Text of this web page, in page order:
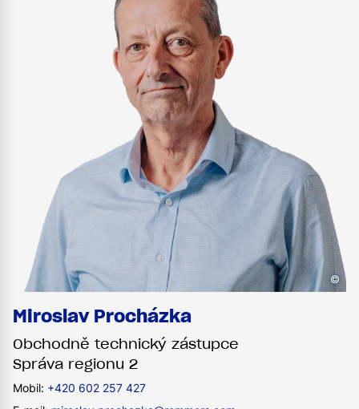
Miroslav Procházka
Obchodně technický zástupce
Správa regionu 2
Mobil: +420 602 257 427
©